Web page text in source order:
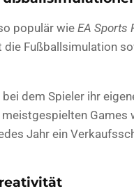
populär wie EA Sports
Fußballsimulation
dem Spieler ihr
meistgespielten
Jahr ein